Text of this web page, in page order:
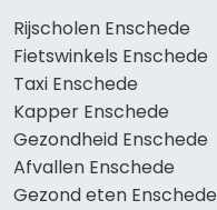
Rijscholen Enschede
Fietswinkels Enschede
Taxi Enschede
Kapper Enschede
Gezondheid Enschede
Afvallen Enschede
Gezond eten Enschede